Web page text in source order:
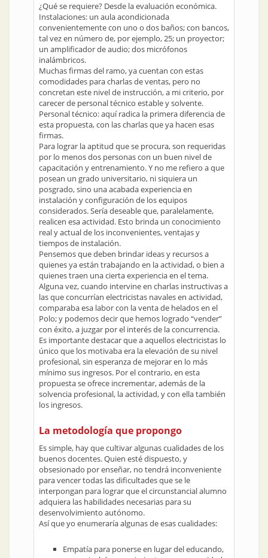
¿Qué se requiere? Desde la evaluación económica.
Instalaciones: un aula acondicionada
convenientemente con uno o dos baños; con bancos,
tal vez en número de, por ejemplo, 25; un proyector;
un amplificador de audio; dos micrófonos
inalámbricos.
Muchas firmas del ramo, ya cuentan con estas
comodidades para charlas de ventas, pero no
concretan este nivel de instrucción, a mi criterio, por
carecer de personal técnico estable y solvente.
Personal técnico: aquí radica la primera diferencia de
esta propuesta, con las charlas que ya hacen esas
firmas.
Para lograr la aptitud que se procura, son requeridas
por lo menos dos personas con un buen nivel de
capacitación y entrenamiento. Y no me refiero a que
posean un grado universitario, ni siquiera un
posgrado, sino una acabada experiencia en
instalación y configuración de los equipos
considerados. Sería deseable que, paralelamente,
realicen esa actividad. Esto brinda un conocimiento
real y actual de los inconvenientes, ventajas y
tiempos de instalación.
Pensemos que deben brindar ideas y recursos a
quienes ya están trabajando en la actividad, o bien a
quienes traen una cierta experiencia en el tema.
Alguna vez, cuando intervine en charlas instructivas a
las que concurrían electricistas navales en actividad,
comparaba esa labor con la venta de helados en el
Polo; y podemos decir que hemos logrado “vender”
con éxito, a juzgar por el interés de la concurrencia.
Es importante destacar que a aquellos electricistas lo
único que los motivaba era la elevación de su nivel
profesional, sin esperanza de mejorar en lo más
mínimo sus ingresos. Por el contrario, en esta
propuesta se ofrece incrementar, además de la
solvencia profesional, la actividad, y con ella también
los ingresos.
La metodología que propongo
Es simple, hay que cultivar algunas cualidades de los
buenos docentes. Quien esté dispuesto, y
obsesionado por enseñar, no tendrá inconveniente
para vencer todas las dificultades que se le
interpongan para lograr que el circunstancial alumno
adquiera las habilidades necesarias para su
desenvolvimiento autónomo.
Así que yo enumeraría algunas de esas cualidades:
Empatía para ponerse en lugar del educando,